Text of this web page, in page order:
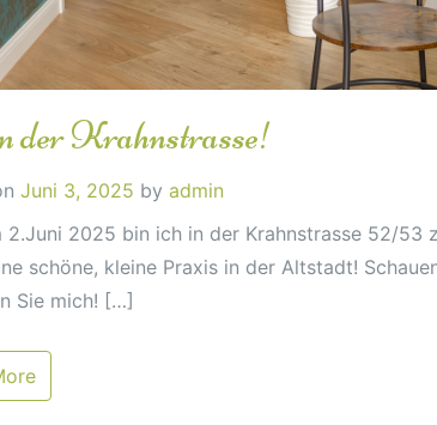
der Krahnstrasse!
Juni 3, 2025 by admin
2.Juni 2025 bin ich in der Krahnstrasse 52/53
schöne, kleine Praxis in der Altstadt!
Sie mich! […]